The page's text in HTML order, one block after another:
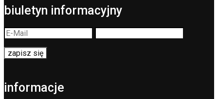
biuletyn informacyjny
informacje